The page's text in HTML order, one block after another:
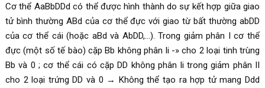
Cơ thể AaBbDDd có thể được hình thành do sự kết hợp giữa giao
tử bình thường ABd của cơ thể đực với giao từ bất thường abDD
của cơ thể cái (hoặc aBd và AbDD,…). Trong giảm phân I cơ thể
đực (một số tế bào) cặp Bb không phân li -» cho 2 loại tinh trùng
Bb và 0 ; cơ thể cái có cặp DD không phân li trong giảm phân II
cho 2 loại trứng DD và 0 → Không thể tạo ra hợp tử mang Ddd